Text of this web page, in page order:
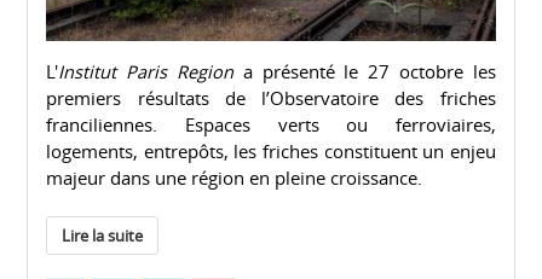
L'Institut Paris Regiona présenté le 27 octobre les
premiers résultats de l’Observatoire des friches
franciliennes. Espaces verts ou ferroviaires,
logements, entrepôts, les friches constituent un enjeu
majeur dans une région en pleine croissance.
Lire la suite